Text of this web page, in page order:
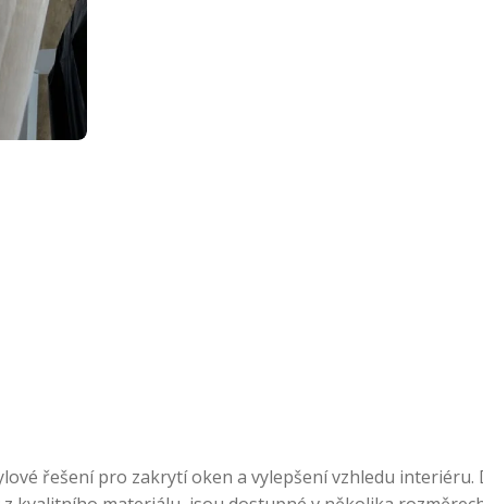
řešení pro zakrytí oken a vylepšení vzhledu interiéru.